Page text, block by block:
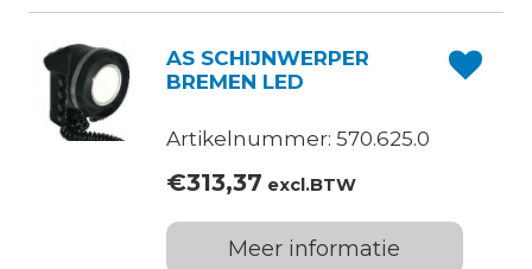
AS SCHIJNWERPER
BREMEN LED
Artikelnummer: 570.625.0
€313,37 excl.BTW
Meer informatie